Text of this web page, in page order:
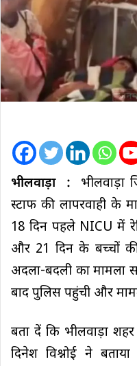
भीलवाड़ा :
भीलवाड़ा
स्टाफ की लापरवाही के
18 दिन पहले NICU में
और 21 दिन के बच्चों
अदला-बदली का मामला
बाद पुलिस पहुंची और
बता दें कि भीलवाड़ा
दिनेश विश्नोई ने